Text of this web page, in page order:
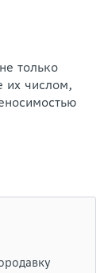
только
их числом,